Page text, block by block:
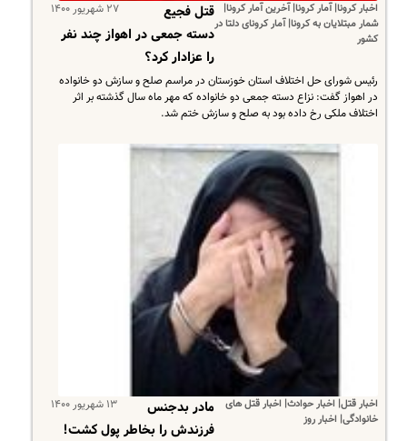
اخبار کرونا| آمار کرونا| آخرین آمار کرونا|
شمار مبتلایان به کرونا| آمار کرونای دلتا در
کشور
۲۷ شهریور ۱۴۰۰
قتل فجیع
دسته جمعی در اهواز چند نفر
را عزادار کرد؟
رئیس شورای حل اختلاف استان خوزستان در مراسم صلح و سازش دو خانواده
در اهواز گفت: نزاع دسته جمعی دو خانواده که مهر ماه سال گذشته بر اثر
اختلاف ملکی رخ داده بود به صلح و سازش ختم شد.
اخبار قتل| اخبار حوادث| اخبار قتل های
خانوادگی| اخبار روز
۱۳ شهریور ۱۴۰۰
مادر بدجنس
فرزندش را بخاطر پول کشت!